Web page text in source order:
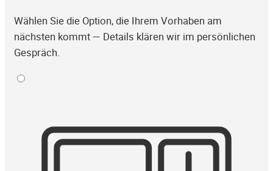
Wählen Sie die Option, die Ihrem Vorhaben am
nächsten kommt — Details klären wir im persönlichen
Gespräch.